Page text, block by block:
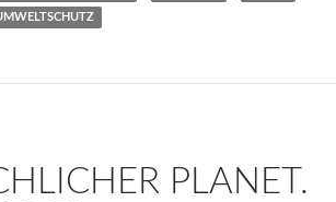
PLANET.